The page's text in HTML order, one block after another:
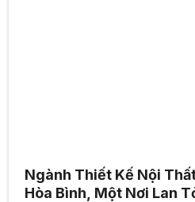
Ngành Thiết Kế Nội
Hòa Bình, Một Nơi Lan